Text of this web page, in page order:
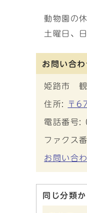
動物園の
土曜日、
お問い合わ
姫路市
住所: 〒
電話番号:
ファクス
お問い合
同じ分類